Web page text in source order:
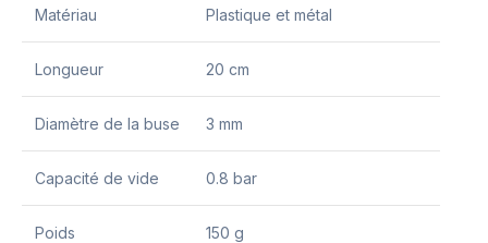
Matériau Plastique et métal
Longueur 20 cm
Diamètre de la buse 3 mm
Capacité de vide 0.8 bar
Poids 150 g